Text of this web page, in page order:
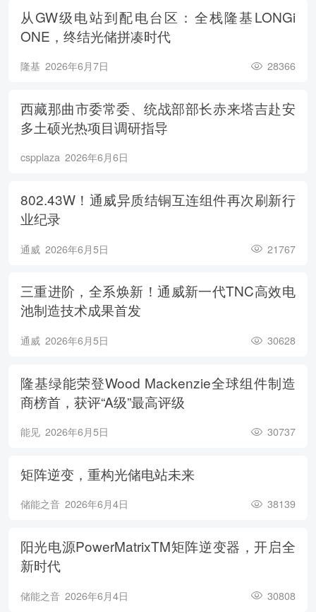
从GW级电站到配电台区：全栈隆基LONGi
ONE，终结光储拼凑时代
隆基 2026年6月7日 28366
西藏那曲市委常委、统战部部长赤来塔吉赴安
多土硕光热项目调研指导
cspplaza 2026年6月6日
802.43W！通威异质结铜互连组件再次刷新行
业纪录
通威 2026年6月5日 21767
三重进阶，全系焕新！通威新一代TNC高效电
池制造技术成果首发
通威 2026年6月5日 30628
隆基绿能荣登Wood Mackenzie全球组件制造
商榜首，获评“A级”最高评级
能见 2026年6月5日 30737
矩阵逆变，重构光储电站未来
储能之音 2026年6月4日 38139
阳光电源PowerMatrixTM矩阵逆变器，开启全
新时代
储能之音 2026年6月4日 30808